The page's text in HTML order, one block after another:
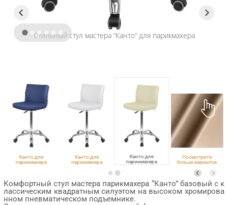
Канто для
парикмахера
Канто для
парикмахера
Канто для
парикмахера
Посмотрите
больше вариантов
Стильный стул мастера “Канто” для парикмахера
Комфортный стул мастера парикмахера “Канто” базовый с к
лассическим квадратным силуэтом на высоком хромирова
нном пневматическом подъемнике.